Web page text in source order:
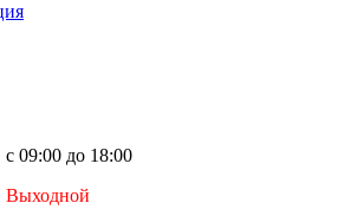
с 09:00 до 18:00
Выходной